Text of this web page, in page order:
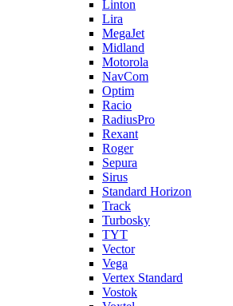
Linton
Lira
MegaJet
Midland
Motorola
NavCom
Optim
Racio
RadiusPro
Rexant
Roger
Sepura
Sirus
Standard Horizon
Track
Turbosky
TYT
Vector
Vega
Vertex Standard
Vostok